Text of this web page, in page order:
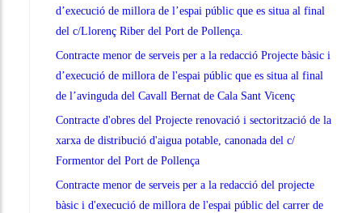
d’execució de millora de l’espai públic que es situa al final
del c/Llorenç Riber del Port de Pollença.
Contracte menor de serveis per a la redacció Projecte bàsic i
d’execució de millora de l'espai públic que es situa al final
de l’avinguda del Cavall Bernat de Cala Sant Vicenç
Contracte d'obres del Projecte renovació i sectorització de la
xarxa de distribució d'aigua potable, canonada del c/
Formentor del Port de Pollença
Contracte menor de serveis per a la redacció del projecte
bàsic i d'execució de millora de l'espai públic del carrer de